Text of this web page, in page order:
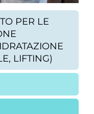
PER LE
LIFTING)